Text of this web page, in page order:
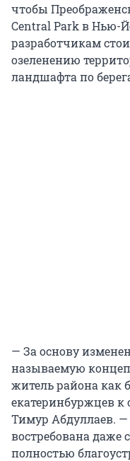
чтобы
Central Park в Нью-
разработчикам
озеленению
ландшафта по
— За основу
называемую
житель района как
екатеринбуржцев к
Тимур Абдуллаев. —
востребована даже
полностью